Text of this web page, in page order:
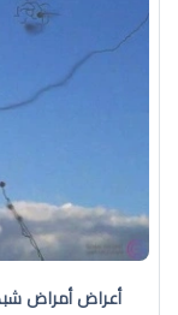
أعراض أمراض